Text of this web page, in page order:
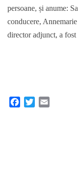
persoane, și anume:
conducere,
director adjunct, a